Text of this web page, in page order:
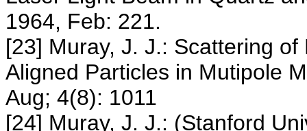
1964, Feb: 221.
[23] Muray, J. J.: Scattering
Aligned Particles in Mutipole
Aug; 4(8): 1011
[24] Muray, J. J.: (Stanford